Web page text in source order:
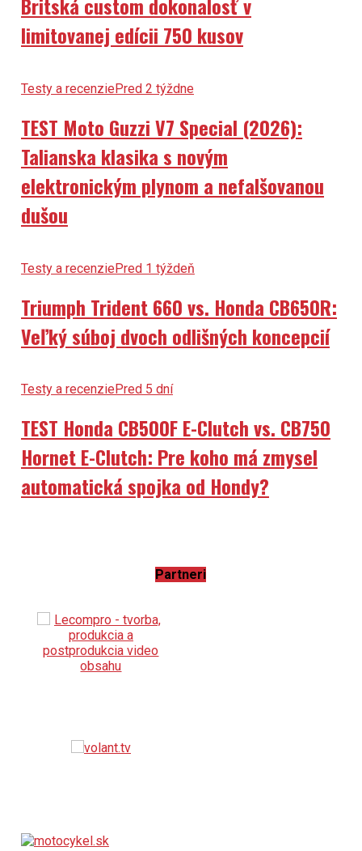
limitovanej edícii 750 kusov
TEST Moto Guzzi V7 Special (2026):
Talianska klasika s novým
elektronickým plynom a nefalšovanou
dušou
Triumph Trident 660 vs. Honda CB650R:
Veľký súboj dvoch odlišných koncepcií
TEST Honda CB500F E-Clutch vs. CB750
Hornet E-Clutch: Pre koho má zmysel
automatická spojka od Hondy?